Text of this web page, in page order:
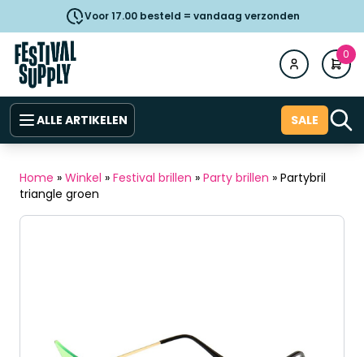
Voor 17.00 besteld = vandaag verzonden
0
ALLE ARTIKELEN SALE
Home » Winkel » Festival brillen » Party brillen » Partybril
triangle groen